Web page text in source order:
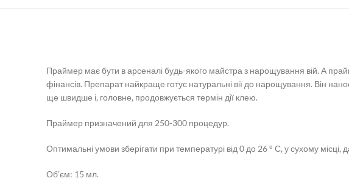
Праймер має бути в арсеналі будь-якого майстра з нарощування вій. А
фінансів. Препарат найкраще готує натуральні вії до нарощування. Він
ще швидше і, головне, продовжується термін дії клею.
Праймер призначений для 250-300 процедур.
Оптимальні умови зберігати при температурі від 0 до 26 ° С, у сухому місці,
Об’єм: 15 мл.